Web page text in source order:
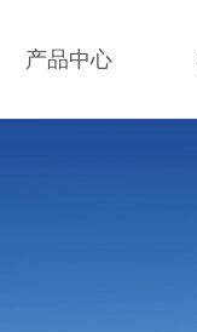
产品中心